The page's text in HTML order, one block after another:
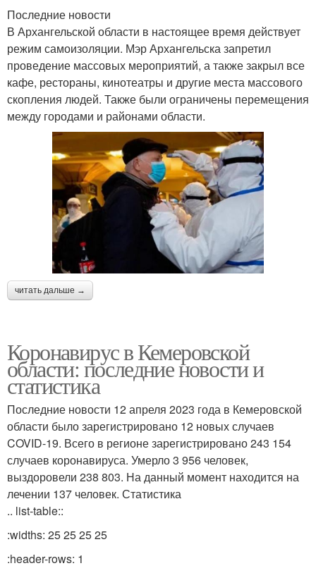
Последние новости
В Архангельской области в настоящее время действует
режим самоизоляции. Мэр Архангельска запретил
проведение массовых мероприятий, а также закрыл все
кафе, рестораны, кинотеатры и другие места массового
скопления людей. Также были ограничены перемещения
между городами и районами области.
читать дальше →
Коронавирус в Кемеровской
области: последние новости и
статистика
Последние новости 12 апреля 2023 года в Кемеровской
области было зарегистрировано 12 новых случаев
COVID-19. Всего в регионе зарегистрировано 243 154
случаев коронавируса. Умерло 3 956 человек,
выздоровели 238 803. На данный момент находится на
лечении 137 человек. Статистика
.. list-table::
:widths: 25 25 25 25
:header-rows: 1